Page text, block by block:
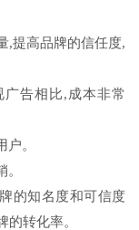
,提高品牌的信任度,
告相比,成本非常
。
的知名度和可信度
转化率。